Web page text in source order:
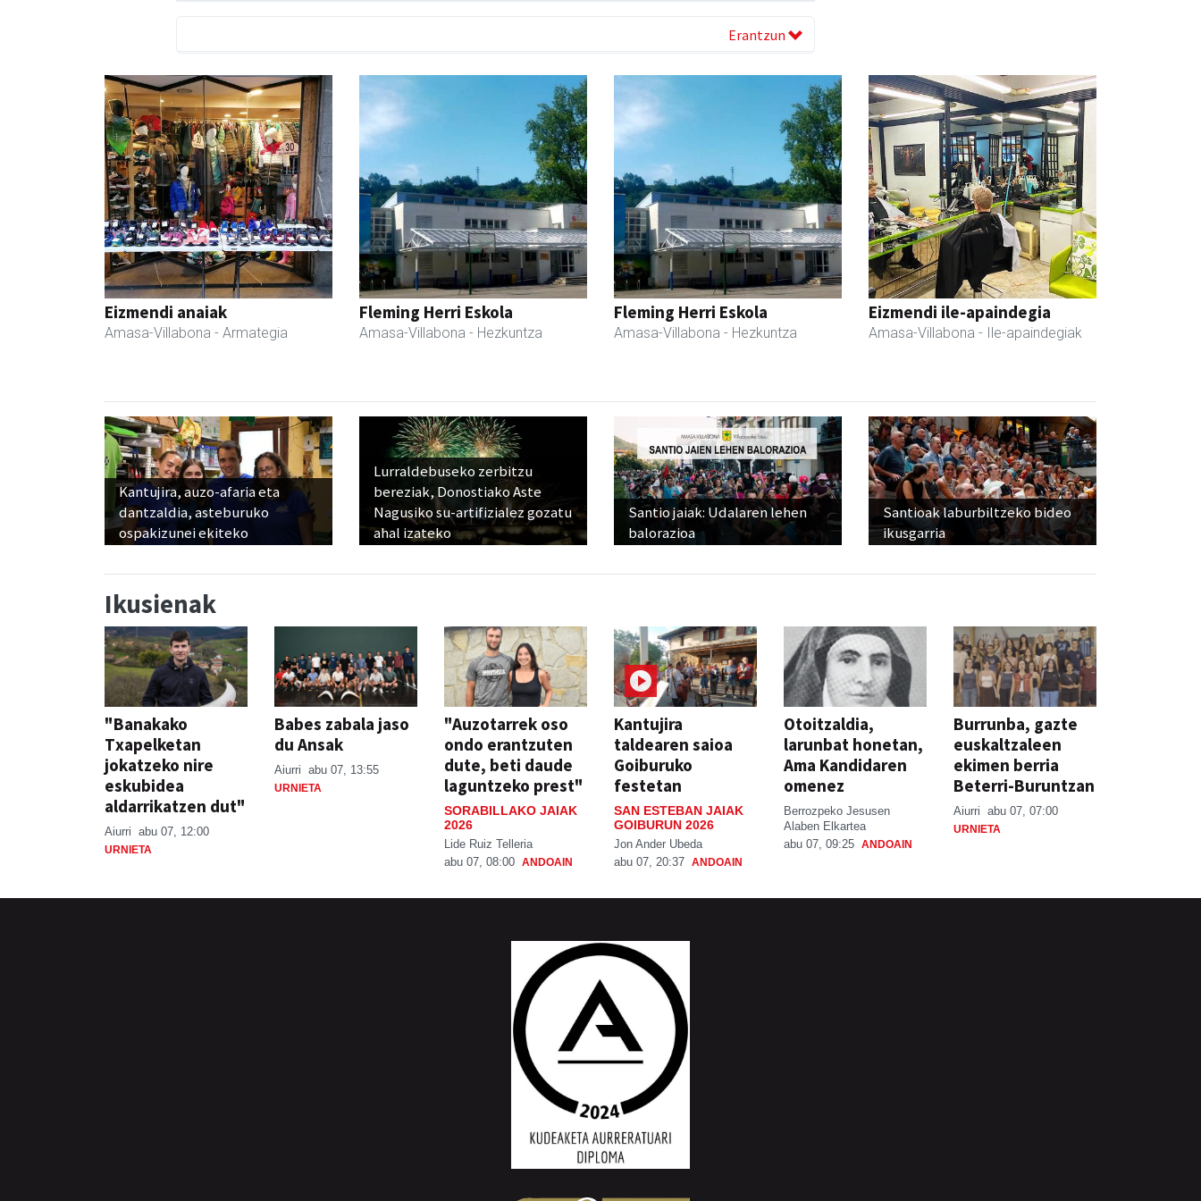
Erantzun
Eizmendi anaiak
Amasa-Villabona - Armategia
Fleming Herri Eskola
Amasa-Villabona - Hezkuntza
Fleming Herri Eskola
Amasa-Villabona - Hezkuntza
Eizmendi ile-apaindegia
Amasa-Villabona - Ile-apaindegiak
Kantujira, auzo-afaria eta
dantzaldia, asteburuko
ospakizunei ekiteko
Lurraldebuseko zerbitzu
bereziak, Donostiako Aste
Nagusiko su-artifizialez gozatu
ahal izateko
Santio jaiak: Udalaren lehen
balorazioa
Santioak laburbiltzeko bideo
ikusgarria
Ikusienak
"Banakako
Txapelketan
jokatzeko nire
eskubidea
aldarrikatzen dut"
Aiurri abu 07, 12:00
URNIETA
Babes zabala jaso
du Ansak
Aiurri abu 07, 13:55
URNIETA
"Auzotarrek oso
ondo erantzuten
dute, beti daude
laguntzeko prest"
SORABILLAKO JAIAK
2026
Lide Ruiz Telleria
abu 07, 08:00 ANDOAIN
Kantujira
taldearen saioa
Goiburuko
festetan
SAN ESTEBAN JAIAK
GOIBURUN 2026
Jon Ander Ubeda
abu 07, 20:37 ANDOAIN
Otoitzaldia,
larunbat honetan,
Ama Kandidaren
omenez
Berrozpeko Jesusen
Alaben Elkartea
abu 07, 09:25 ANDOAIN
Burrunba, gazte
euskaltzaleen
ekimen berria
Beterri-Buruntzan
Aiurri abu 07, 07:00
URNIETA